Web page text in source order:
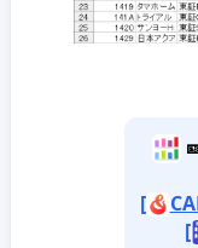
[
[